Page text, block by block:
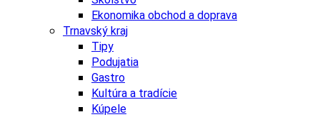
Ekonomika obchod a doprava
Trnavský kraj
Tipy
Podujatia
Gastro
Kultúra a tradície
Kúpele